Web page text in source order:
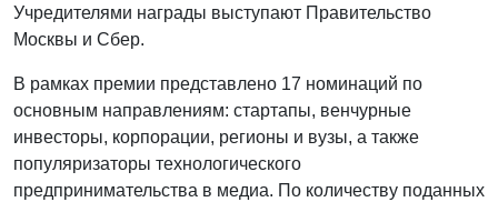
Учредителями награды выступают Правительство
Москвы и Сбер.
В рамках премии представлено 17 номинаций по
основным направлениям: стартапы, венчурные
инвесторы, корпорации, регионы и вузы, а также
популяризаторы технологического
предпринимательства в медиа. По количеству поданных